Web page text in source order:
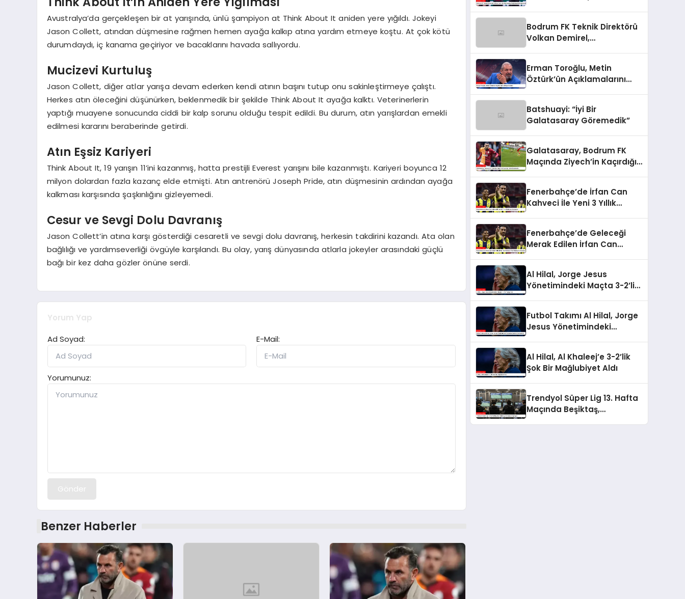
Avustralya’da gerçekleşen bir at yarışında, ünlü şampiyon at Think About It aniden yere yığıldı. Jokeyi
Jason Collett, atından düşmesine rağmen hemen ayağa kalkıp atına yardım etmeye koştu. At çok kötü
durumdaydı, iç kanama geçiriyor ve bacaklarını havada sallıyordu.
Mucizevi Kurtuluş
Jason Collett, diğer atlar yarışa devam ederken kendi atının başını tutup onu sakinleştirmeye çalıştı.
Herkes atın öleceğini düşünürken, beklenmedik bir şekilde Think About It ayağa kalktı. Veterinerlerin
yaptığı muayene sonucunda ciddi bir kalp sorunu olduğu tespit edildi. Bu durum, atın yarışlardan emekli
edilmesi kararını beraberinde getirdi.
Atın Eşsiz Kariyeri
Think About It, 19 yarışın 11’ini kazanmış, hatta prestijli Everest yarışını bile kazanmıştı. Kariyeri boyunca 12
milyon dolardan fazla kazanç elde etmişti. Atın antrenörü Joseph Pride, atın düşmesinin ardından ayağa
kalkması karşısında şaşkınlığını gizleyemedi.
Cesur ve Sevgi Dolu Davranış
Jason Collett’in atına karşı gösterdiği cesaretli ve sevgi dolu davranış, herkesin takdirini kazandı. Ata olan
bağlılığı ve yardımseverliği övgüyle karşılandı. Bu olay, yarış dünyasında atlarla jokeyler arasındaki güçlü
bağı bir kez daha gözler önüne serdi.
Yorum Yap
Ad Soyad:
E-Mail:
Yorumunuz:
Gönder
Benzer Haberler
Bodrum FK Teknik Direktörü
Volkan Demirel,
Erman Toroğlu, Metin
Öztürk’ün Açıklamalarını
Batshuayi: “İyi Bir
Galatasaray Göremedik”
Galatasaray, Bodrum FK
Maçında Ziyech’in Kaçırdığı
Fenerbahçe’de İrfan Can
Kahveci İle Yeni 3 Yıllık
Fenerbahçe’de Geleceği
Merak Edilen İrfan Can
Al Hilal, Jorge Jesus
Yönetimindeki Maçta 3-2’lik
Futbol Takımı Al Hilal, Jorge
Jesus Yönetimindeki
Al Hilal, Al Khaleej’e 3-2’lik
Şok Bir Mağlubiyet Aldı
Trendyol Süper Lig 13. Hafta
Maçında Beşiktaş,